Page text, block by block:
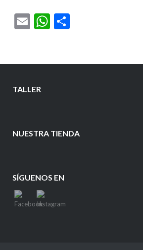
EmailWhatsApp
Compartir
TALLER
NUESTRA TIENDA
SÍGUENOS EN